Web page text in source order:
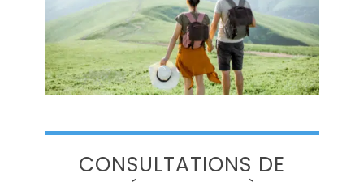
CONSULTATIONS DE